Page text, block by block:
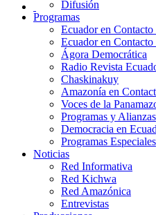
Difusión
Programas
Ecuador en Contacto
Ecuador en Contacto
Ágora Democrática
Radio Revista
Chaskinakuy
Amazonía en
Voces de la
Programas y Alianzas
Democracia en
Programas Especiales
Noticias
Red Informativa
Red Kichwa
Red Amazónica
Entrevistas